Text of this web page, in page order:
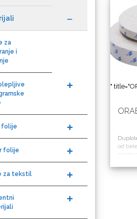
bele
"
od
Difol
Difprint
za
i
folije
folije
za tekstil